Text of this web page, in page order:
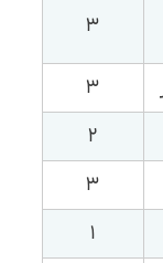
۳
۳
۲
۳
۱